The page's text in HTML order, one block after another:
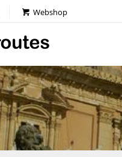
Webshop